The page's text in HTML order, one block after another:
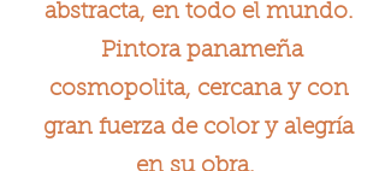
abstracta, en todo el mundo.
Pintora panameña
cosmopolita, cercana y con
gran fuerza de color y alegría